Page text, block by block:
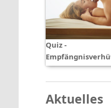
Quiz -
Aktuelles